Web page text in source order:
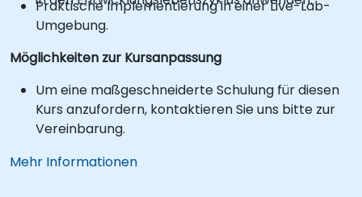
Praktische Implementierung in einer Live-Lab-
Umgebung.
Möglichkeiten zur Kursanpassung
Um eine maßgeschneiderte Schulung für diesen
Kurs anzufordern, kontaktieren Sie uns bitte zur
Vereinbarung.
Mehr Informationen